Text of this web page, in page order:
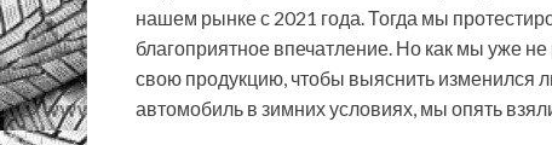
нашем рынке с 2021 года. Тогда мы
благоприятное впечатление. Но как мы уже
свою продукцию, чтобы выяснить изменился
автомобиль в зимних условиях, мы опять